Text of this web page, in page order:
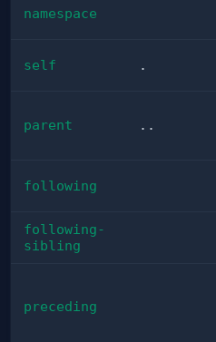
namespace
self .
parent ..
following
following-
sibling
preceding